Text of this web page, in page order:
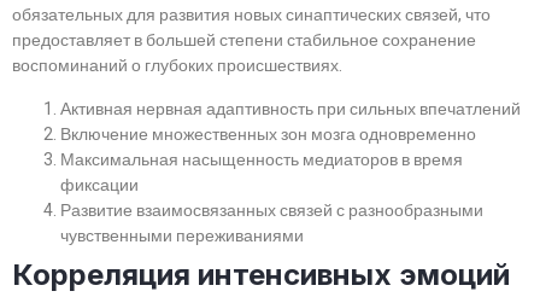
обязательных для развития новых синаптических связей, что
предоставляет в большей степени стабильное сохранение
воспоминаний о глубоких происшествиях.
Активная нервная адаптивность при сильных впечатлений
Включение множественных зон мозга одновременно
Максимальная насыщенность медиаторов в время
фиксации
Развитие взаимосвязанных связей с разнообразными
чувственными переживаниями
Корреляция интенсивных эмоций